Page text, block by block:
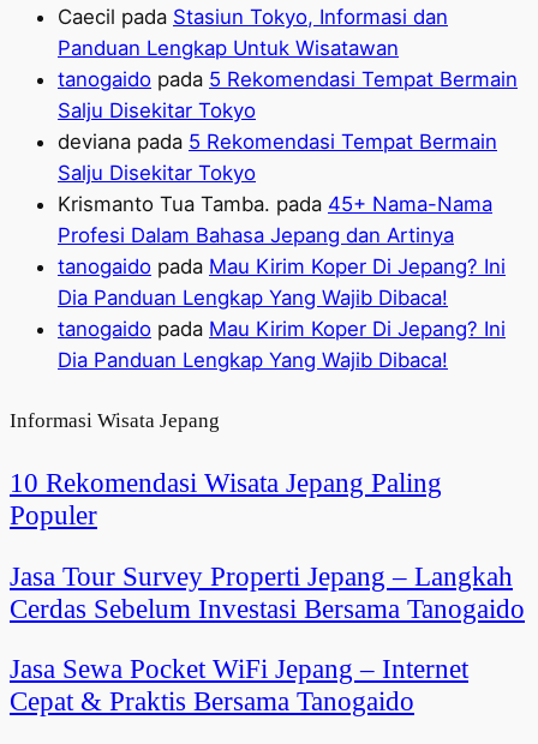
Caecil pada Stasiun Tokyo, Informasi dan
Panduan Lengkap Untuk Wisatawan
tanogaido pada 5 Rekomendasi Tempat Bermain
Salju Disekitar Tokyo
deviana pada 5 Rekomendasi Tempat Bermain
Salju Disekitar Tokyo
Krismanto Tua Tamba. pada 45+ Nama-Nama
Profesi Dalam Bahasa Jepang dan Artinya
tanogaido pada Mau Kirim Koper Di Jepang? Ini
Dia Panduan Lengkap Yang Wajib Dibaca!
tanogaido pada Mau Kirim Koper Di Jepang? Ini
Dia Panduan Lengkap Yang Wajib Dibaca!
Informasi Wisata Jepang
10 Rekomendasi Wisata Jepang Paling
Populer
Jasa Tour Survey Properti Jepang – Langkah
Cerdas Sebelum Investasi Bersama Tanogaido
Jasa Sewa Pocket WiFi Jepang – Internet
Cepat & Praktis Bersama Tanogaido